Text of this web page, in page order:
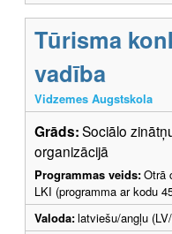
Tūrisma
vadība
Vidzemes Augstskola
Grāds:Sociālo
organizācijā
Programmas veids:Otrā
LKI (programma ar kodu
Valoda:latviešu/angļu